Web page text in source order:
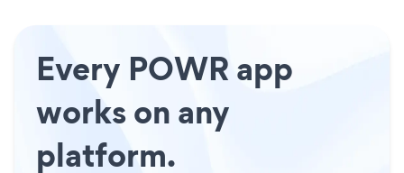
Every POWR app
works on any
platform.